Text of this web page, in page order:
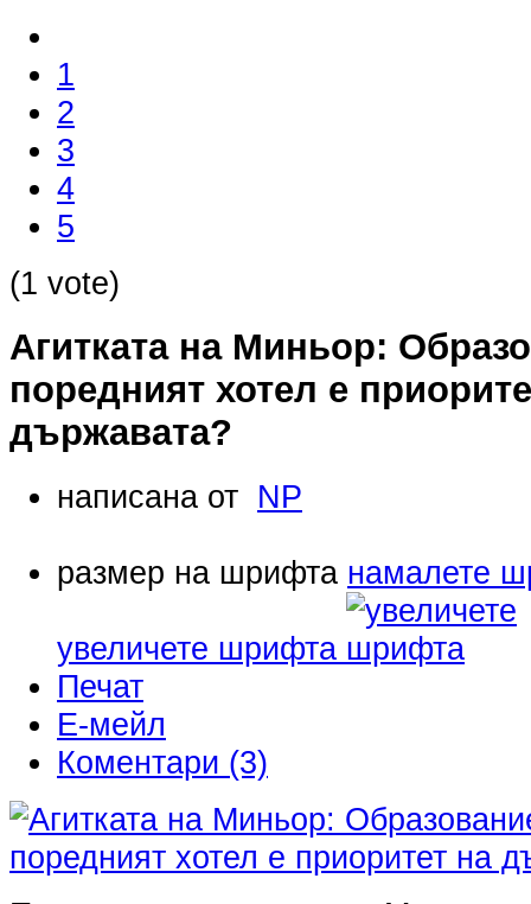
1
2
3
4
5
(1 vote)
Агитката на Миньор:
поредният хотел е
държавата?
написана от NP
размер на шрифта намалете
увеличете шрифта
Печат
Е-мейл
Коментари (3)